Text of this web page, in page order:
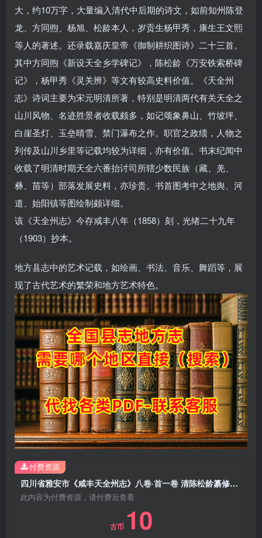
大，约10万字，大量编入清代中后期的诗文，如前知州陈登
龙、方同煦、杨旭、松龄本人，岁贡生杨甲秀，康生王文熙
等人的著述。还录载嘉庆皇帝《御制耕织图诗》二十三首。
其中方同煦《新设天全乡学碑记》，陈松龄《万安铁索桥碑
记》，杨甲秀《灵关辨》等文有较高史料价值。《天全州
志》诗词主要为宋元明清所著，特别是明清两代有关天全之
山川风物、名迹胜景者收载颇多，如记颂象鼻山、竹坡坪、
白崖圣灯、玉垒晴雪、禁门瀑布之作。职官之政绩，人物之
列传及山川乡里等记载均较为详细，亦有价值。书末纪闻中
收载了明清时期天全六番抬讨司所辖少数民族（藏、羌、
彝、苗等）部落发展史料，亦珍贵。书首图考中之地舆、河
道、始阳镇等图绘制颇详细。
该《天全州志》今存咸丰八年（1858）刻，光绪二十九年
（1903）抄本。
地方县志中的艺术记载，如绘画、书法、音乐、舞蹈等，展
现了古代艺术的繁荣和地方艺术特色。
四川省雅安市《咸丰天全州志》八卷·首一卷 清陈松龄纂修PDF电子版地方志下载
此内容为付费资源，请付费后查看
古币 10
付费资源